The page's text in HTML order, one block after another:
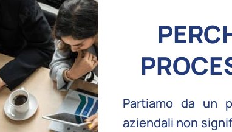
Partiamo da un
aziendali non